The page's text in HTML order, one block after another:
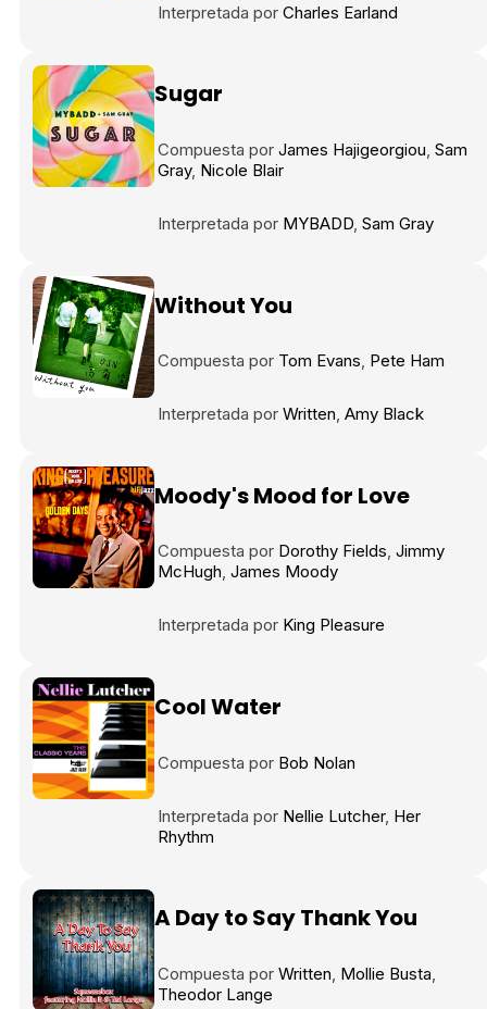
Interpretada por Charles Earland
Sugar
Compuesta por James Hajigeorgiou Sam
Gray Nicole Blair
Interpretada por MYBADD Sam Gray
Without You
Compuesta por Tom Evans Pete Ham
Interpretada por Written Amy Black
Moody's Mood for Love
Compuesta por Dorothy Fields Jimmy
McHugh James Moody
Interpretada por King Pleasure
Cool Water
Compuesta por Bob Nolan
Interpretada por Nellie Lutcher Her
Rhythm
A Day to Say Thank You
Compuesta por Written Mollie Busta
Theodor Lange